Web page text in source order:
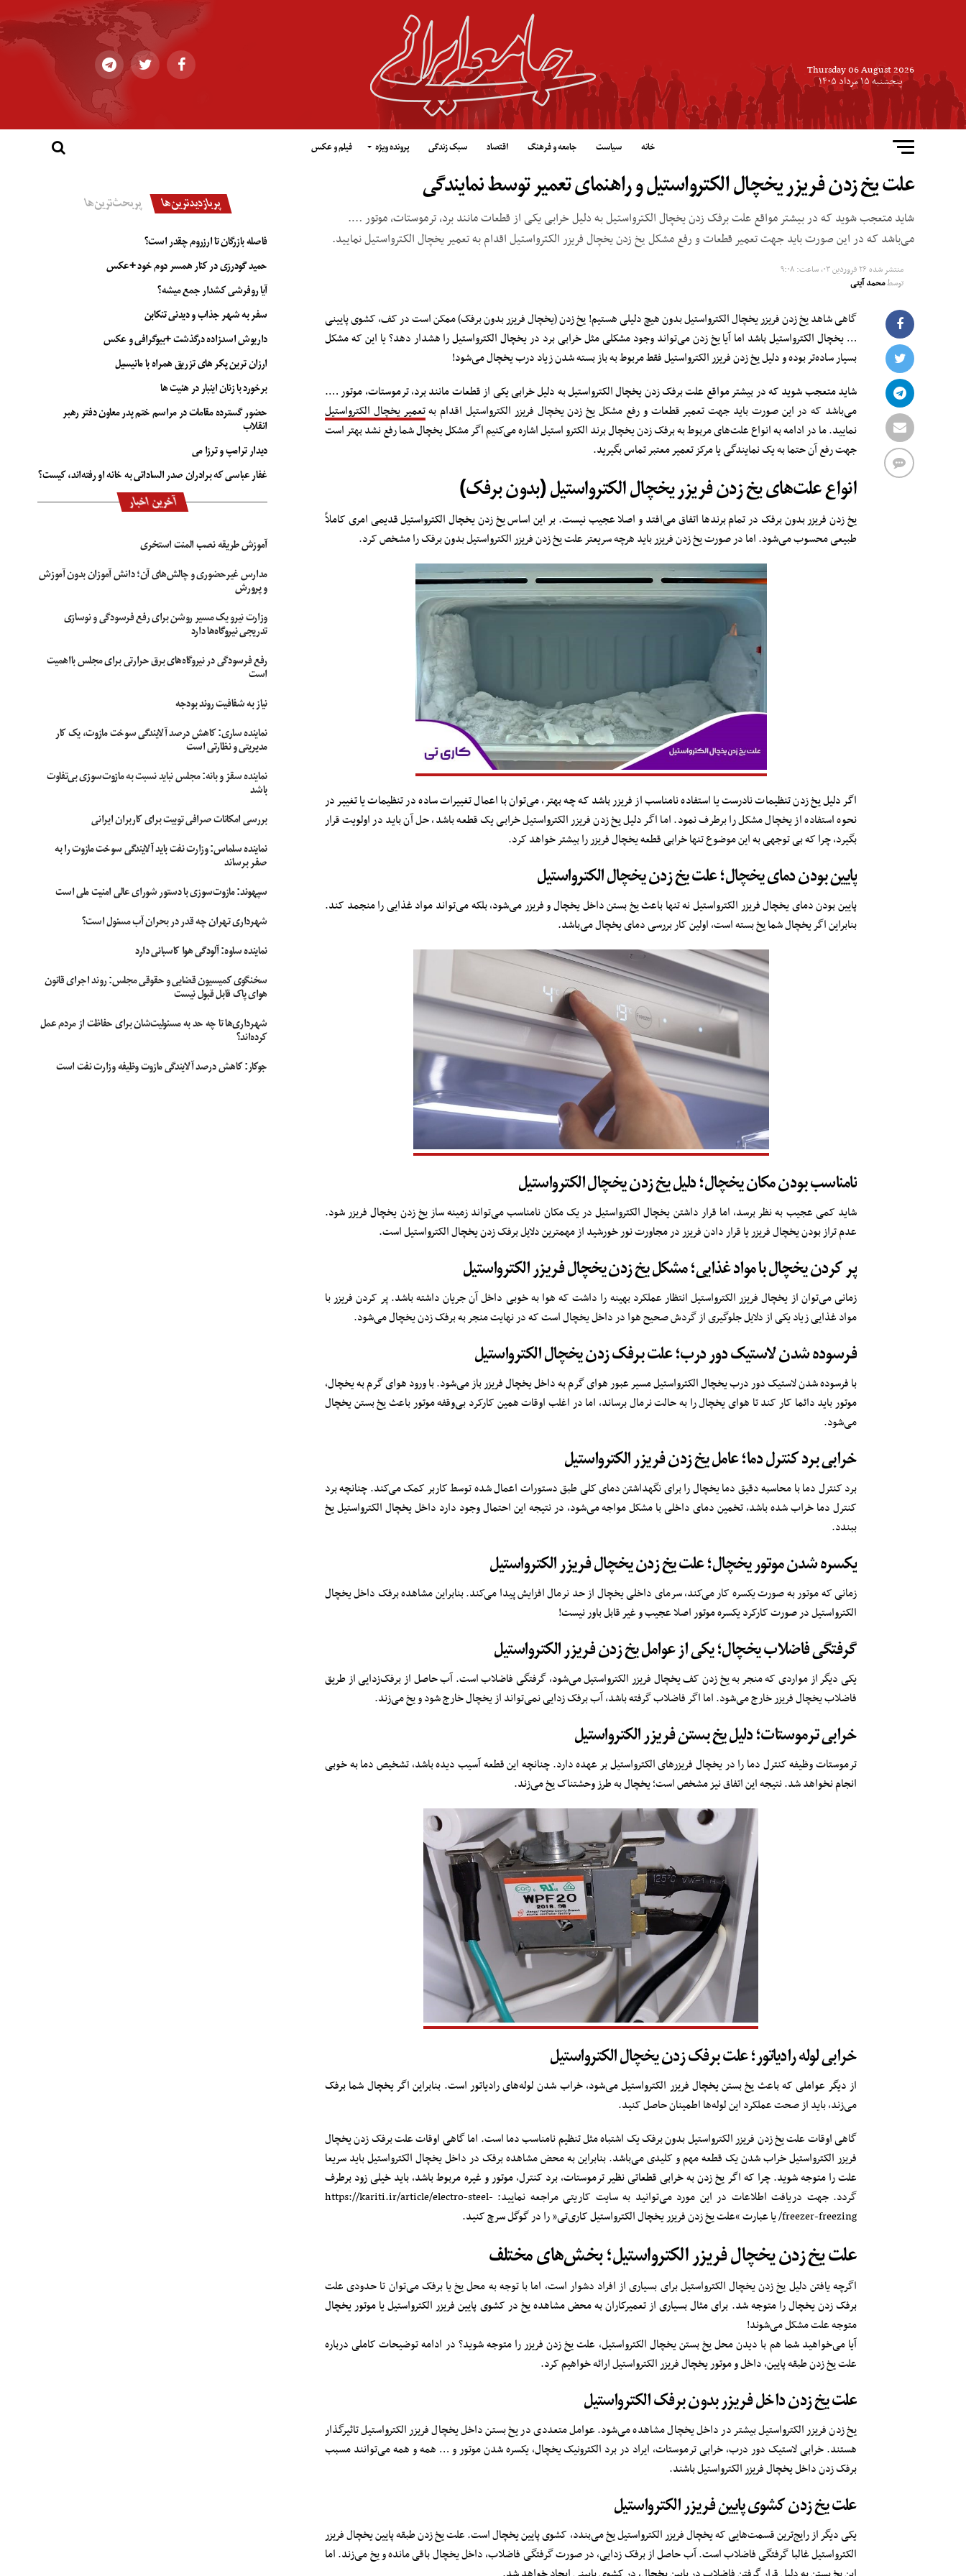
Thursday 06 August 2026
پنجشنبه ۱۵ مرداد ۱۴۰۵
خانه سیاست جامعه و فرهنگ اقتصاد سبک زندگی پرونده ویژه فیلم و عکس
علت یخ زدن فریزر یخچال الکترواستیل و راهنمای تعمیر توسط نمایندگی
شاید متعجب شوید که در بیشتر مواقع علت برفک زدن یخچال الکترواستیل به دلیل خرابی یکی از قطعات مانند برد، ترموستات، موتور ….
می‌باشد که در این صورت باید جهت تعمیر قطعات و رفع مشکل یخ زدن یخچال فریزر الکترواستیل اقدام به تعمیر یخچال الکترواستیل نمایید.
منتشر شده ۲۶ فروردین ۰۳, ساعت: ۹:۰۸
توسطمحمد آیتی
گاهی شاهد یخ زدن فریزر یخچال الکترواستیل بدون هیچ دلیلی هستیم! یخ زدن (یخچال فریزر بدون برفک) ممکن است در کف، کشوی پایینی
… یخچال الکترواستیل باشد اما آیا یخ زدن می‌تواند وجود مشکلی مثل خرابی برد در یخچال الکترواستیل را هشدار دهد؟ یا این که مشکل
بسیار ساده‌تر بوده و دلیل یخ زدن فریزر الکترواستیل فقط مربوط به باز بسته شدن زیاد درب یخچال می‌شود!
شاید متعجب شوید که در بیشتر مواقع علت برفک زدن یخچال الکترواستیل به دلیل خرابی یکی از قطعات مانند برد، ترموستات، موتور ….
می‌باشد که در این صورت باید جهت تعمیر قطعات و رفع مشکل یخ زدن یخچال فریزر الکترواستیل اقدام بهتعمیر یخچال الکترواستیل
نمایید. ما در ادامه به انواع علت‌های مربوط به برفک زدن یخچال برند الکترو استیل اشاره می‌کنیم اگر مشکل یخچال شما رفع نشد بهتر است
جهت رفع آن حتما به یک نمایندگی یا مرکز تعمیر معتبر تماس بگیرید.
انواع علت‌های یخ زدن فریزر یخچال الکترواستیل (بدون برفک)
یخ زدن فریزر بدون برفک در تمام برندها اتفاق می‌افتد و اصلا عجیب نیست. بر این اساس یخ زدن یخچال الکترواستیل قدیمی امری کاملاً
طبیعی محسوب می‌شود. اما در صورت یخ زدن فریزر باید هرچه سریعتر علت یخ زدن فریزر الکترواستیل بدون برفک را مشخص کرد.
اگر دلیل یخ زدن تنظیمات نادرست یا استفاده نامناسب از فریزر باشد که چه بهتر، می‌توان با اعمال تغییرات ساده در تنظیمات یا تغییر در
نحوه استفاده از یخچال مشکل را برطرف نمود. اما اگر دلیل یخ زدن فریزر الکترواستیل خرابی یک قطعه باشد، حل آن باید در اولویت قرار
بگیرد، چرا که بی توجهی به این موضوع تنها خرابی قطعه یخچال فریزر را بیشتر خواهد کرد.
پایین بودن دمای یخچال؛ علت یخ زدن یخچال الکترواستیل
پایین بودن دمای یخچال فریزر الکترواستیل نه تنها باعث یخ بستن داخل یخچال و فریزر می‌شود، بلکه می‌تواند مواد غذایی را منجمد کند.
بنابراین اگر یخچال شما یخ بسته است، اولین کار بررسی دمای یخچال می‌باشد.
نامناسب بودن مکان یخچال؛ دلیل یخ زدن یخچال الکترواستیل
شاید کمی عجیب به نظر برسد، اما قرار داشتن یخچال الکترواستیل در یک مکان نامناسب می‌تواند زمینه ساز یخ زدن یخچال فریزر شود.
عدم تراز بودن یخچال فریزر یا قرار دادن فریزر در مجاورت نور خورشید از مهمترین دلایل برفک زدن یخچال الکترواستیل است.
پر کردن یخچال با مواد غذایی؛ مشکل یخ زدن یخچال فریزر الکترواستیل
زمانی می‌توان از یخچال فریزر الکترواستیل انتظار عملکرد بهینه را داشت که هوا به خوبی داخل آن جریان داشته باشد. پر کردن فریزر با
مواد غذایی زیاد یکی از دلایل جلوگیری از گردش صحیح هوا در داخل یخچال است که در نهایت منجر به برفک زدن یخچال می‌شود.
فرسوده شدن لاستیک دور درب؛ علت برفک زدن یخچال الکترواستیل
با فرسوده شدن لاستیک دور درب یخچال الکترواستیل مسیر عبور هوای گرم به داخل یخچال فریزر باز می‌شود. با ورود هوای گرم به یخچال،
موتور باید دائما کار کند تا هوای یخچال را به حالت نرمال برساند، اما در اغلب اوقات همین کارکرد بی‌وقفه موتور باعث یخ بستن یخچال
می‌شود.
خرابی برد کنترل دما؛ عامل یخ زدن فریزر الکترواستیل
برد کنترل دما با محاسبه دقیق دما یخچال را برای نگهداشتن دمای کلی طبق دستورات اعمال شده توسط کاربر کمک می‌کند. چنانچه برد
کنترل دما خراب شده باشد، تخمین دمای داخلی با مشکل مواجه می‌شود، در نتیجه این احتمال وجود دارد داخل یخچال الکترواستیل یخ
ببندد.
یکسره شدن موتور یخچال؛ علت یخ زدن یخچال فریزر الکترواستیل
زمانی که موتور به صورت یکسره کار می‌کند، سرمای داخلی یخچال از حد نرمال افزایش پیدا می‌کند. بنابراین مشاهده برفک داخل یخچال
الکترواستیل در صورت کارکرد یکسره موتور اصلا عجیب و غیر قابل باور نیست!
گرفتگی فاضلاب یخچال؛ یکی از عوامل یخ زدن فریزر الکترواستیل
یکی دیگر از مواردی که منجر به یخ زدن کف یخچال فریزر الکترواستیل می‌شود، گرفتگی فاضلاب است. آب حاصل از برفک‌زدایی از طریق
فاضلاب یخچال فریزر خارج می‌شود. اما اگر فاضلاب گرفته باشد، آب برفک زدایی نمی‌تواند از یخچال خارج شود و یخ می‌زند.
خرابی ترموستات؛ دلیل یخ بستن فریزر الکترواستیل
ترموستات وظیفه کنترل دما را در یخچال فریزرهای الکترواستیل بر عهده دارد. چنانچه این قطعه آسیب دیده باشد، تشخیص دما به خوبی
انجام نخواهد شد. نتیجه این اتفاق نیز مشخص است؛ یخچال به طرز وحشتناک یخ می‌زند.
خرابی لوله رادیاتور؛ علت برفک زدن یخچال الکترواستیل
از دیگر عواملی که باعث یخ بستن یخچال فریزر الکترواستیل می‌شود، خراب شدن لوله‌های رادیاتور است. بنابراین اگر یخچال شما برفک
می‌زند، باید از صحت عملکرد این لوله‌ها اطمینان حاصل کنید.
گاهی اوقات علت یخ زدن فریزر الکترواستیل بدون برفک یک اشتباه مثل تنظیم نامناسب دما است. اما گاهی اوقات علت برفک زدن یخچال
فریزر الکترواستیل خراب شدن یک قطعه مهم و کلیدی می‌باشد. بنابراین به محض مشاهده برفک در داخل یخچال الکترواستیل باید سریعا
علت را متوجه شوید. چرا که اگر یخ زدن به خرابی قطعاتی نظیر ترموستات، برد کنترل، موتور و غیره مربوط باشد، باید خیلی زود برطرف
گردد. جهت دریافت اطلاعات در این مورد می‌توانید به سایت کاریتی مراجعه نمایید: https://kariti.ir/article/electro-steel-
freezer-freezing/ یا عبارت “علت یخ زدن فریزر یخچال الکترواستیل کاری‌تی” را در گوگل سرچ کنید.
علت یخ زدن یخچال فریزر الکترواستیل؛ بخش‌های مختلف
اگرچه یافتن دلیل یخ زدن یخچال الکترواستیل برای بسیاری از افراد دشوار است، اما با توجه به محل یخ یا برفک می‌توان تا حدودی علت
برفک زدن یخچال را متوجه شد. برای مثال بسیاری از تعمیرکاران به محض مشاهده یخ در کشوی پایین فریزر الکترواستیل یا موتور یخچال
متوجه علت مشکل می‌شوند!
آیا می‌خواهید شما هم با دیدن محل یخ بستن یخچال الکترواستیل، علت یخ زدن فریزر را متوجه شوید؟ در ادامه توضیحات کاملی درباره
علت یخ زدن طبقه پایین، داخل و موتور یخچال فریزر الکترواستیل ارائه خواهیم کرد.
علت یخ زدن داخل فریزر بدون برفک الکترواستیل
یخ زدن فریزر الکترواستیل بیشتر در داخل یخچال مشاهده می‌شود. عوامل متعددی در یخ بستن داخل یخچال فریزر الکترواستیل تاثیرگذار
هستند. خرابی لاستیک دور درب، خرابی ترموستات، ایراد در برد الکترونیک یخچال، یکسره شدن موتور و … همه و همه می‌توانند مسبب
برفک زدن داخل یخچال فریزر الکترواستیل باشند.
علت یخ زدن کشوی پایین فریزر الکترواستیل
یکی دیگر از رایج‌ترین قسمت‌هایی که یخچال فریزر الکترواستیل یخ می‌بندد، کشوی پایین یخچال است. علت یخ زدن طبقه پایین یخچال فریزر
الکترواستیل غالبا گرفتگی فاضلاب است. آب حاصل از برفک زدایی، در صورت گرفتگی فاضلاب، داخل یخچال باقی مانده و یخ می‌زند. اما
پربازدیدترین‌ها پربحث‌ترین‌ها
فاصله بازرگان تا ارزروم چقدر است؟
حمید گودرزی در کنار همسر دوم خود +عکس
آیا روفرشی کشدار جمع میشه؟
سفر به شهر جذاب و دیدنی تنکابن
داریوش اسدزاده درگذشت +بیوگرافی و عکس
ارزان ترین پکر های تزریق همراه با مانیسیل
برخورد با زنان اینبار در هئیت ها
حضور گسترده مقامات در مراسم ختم پدر معاون دفتر رهبر
انقلاب
دیدار ترامپ و ترزا می
غفار عباسی که برادران صدر الساداتی به خانه او رفته‌اند، کیست؟
آخرین اخبار
آموزش طریقه نصب المنت استخری
مدارس غیرحضوری و چالش‌های آن؛ دانش آموزان بدون آموزش
و پرورش
وزارت نیرو یک مسیر روشن برای رفع فرسودگی و نوسازی
تدریجی نیروگاه‌ها دارد
رفع فرسودگی در نیروگاه‌های برق حرارتی برای مجلس بااهمیت
است
نیاز به شفافیت روند بودجه
نماینده ساری: کاهش درصد آلایندگی سوخت مازوت، یک کار
مدیریتی و نظارتی است
نماینده سقز و بانه: مجلس نباید نسبت به مازوت‌سوزی بی‌تفاوت
باشد
بررسی امکانات صرافی توبیت برای کاربران ایرانی
نماینده سلماس: وزارت نفت باید آلایندگی سوخت مازوت را به
صفر برساند
سپهوند:‌ مازوت‌سوزی با دستور شورای عالی امنیت ملی است
شهرداری تهران چه قدر در بحران آب مسئول است؟
نماینده ساوه: آلودگی هوا کاسبانی دارد
سخنگوی کمیسیون قضایی و حقوقی مجلس: روند اجرای قانون
هوای پاک قابل قبول نیست
شهرداری‌ها تا چه حد به مسئولیت‌شان برای حفاظت از مردم عمل
کرده‌اند؟
جوکار: کاهش درصد آلایندگی مازوت وظیفه وزارت نفت است